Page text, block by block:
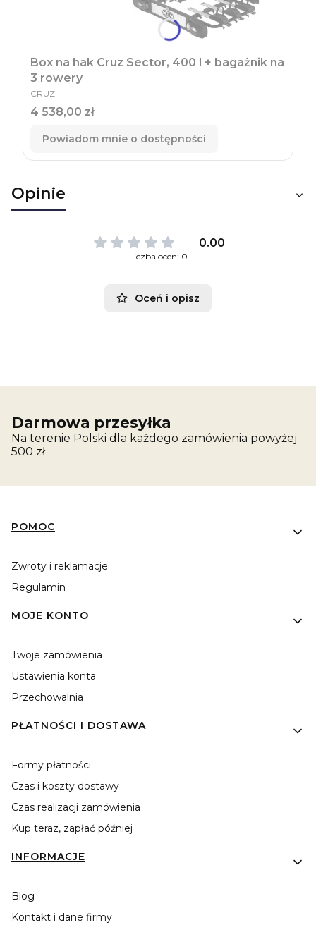
Box na hak Cruz Sector, 400 l + bagażnik na
3 rowery
PRODUCENT
CRUZ
Cena
4 538,00 zł
Powiadom mnie o dostępności
Opinie
0.00
Liczba ocen: 0
Oceń i opisz
Darmowa przesyłka
Na terenie Polski dla każdego zamówienia powyżej
500 zł
Linki w stopce
POMOC
Zwroty i reklamacje
Regulamin
MOJE KONTO
Twoje zamówienia
Ustawienia konta
Przechowalnia
PŁATNOŚCI I DOSTAWA
Formy płatności
Czas i koszty dostawy
Czas realizacji zamówienia
Kup teraz, zapłać później
INFORMACJE
Blog
Kontakt i dane firmy